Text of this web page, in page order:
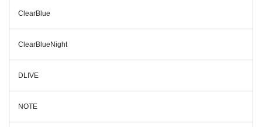
ClearBlue
ClearBlueNight
DLIVE
NOTE